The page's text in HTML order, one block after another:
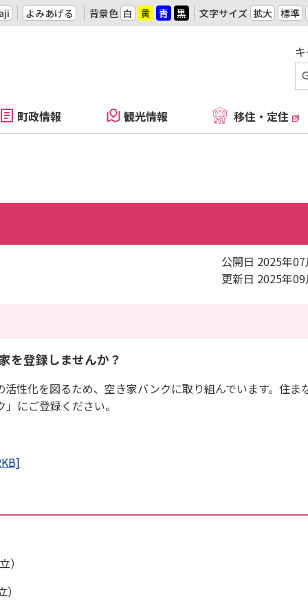
よみあげる 背景色 白 黄 青 黒 文字サイズ 拡大 標準
町政情報 観光情報 移住・定住
公開日 2025年
更新日 2025年
を登録しませんか？
性化を図るため、空き家バンクに取り組んでいます。住ま
にご登録ください。